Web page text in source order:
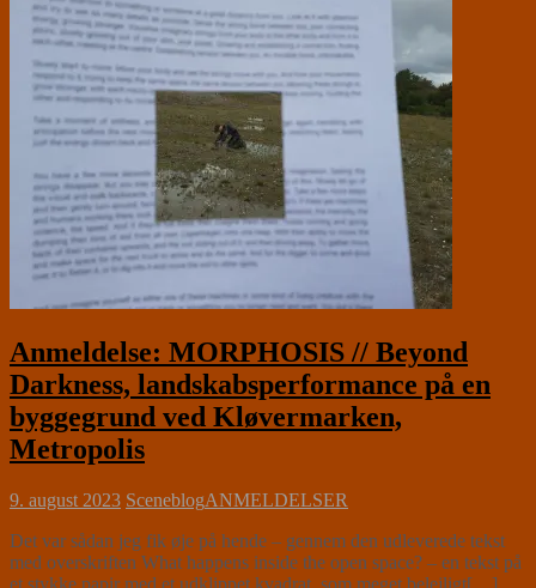
Anmeldelse: MORPHOSIS // Beyond
Darkness, landskabsperformance på en
byggegrund ved Kløvermarken,
Metropolis
9. august 2023 SceneblogANMELDELSER
Det var sådan jeg fik øje på hende – gennem den udleverede tekst
med overskriften What happens inside the open space? – en tekst på